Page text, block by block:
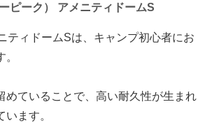
ピーク） アメニティドームS
ティドームSは、キャンプ初心者にお
めていることで、高い耐久性が生まれ
ます。